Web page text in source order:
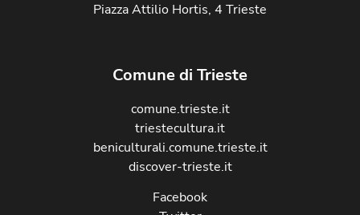
Piazza Attilio Hortis, 4 Trieste
Comune di Trieste
comune.trieste.it
triestecultura.it
beniculturali.comune.trieste.it
discover-trieste.it
Facebook